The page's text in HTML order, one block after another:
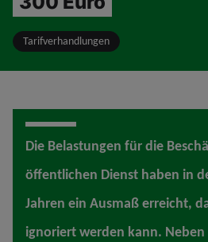
Tarifverhandlungen
Die Belastungen für die
öffentlichen Dienst haben in
Jahren ein Ausmaß erreicht,
ignoriert werden kann. Neben